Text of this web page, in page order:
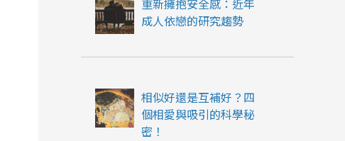
重新擁抱安全感：近年
成人依戀的研究趨勢
相似好還是互補好？四
個相愛與吸引的科學秘
密！